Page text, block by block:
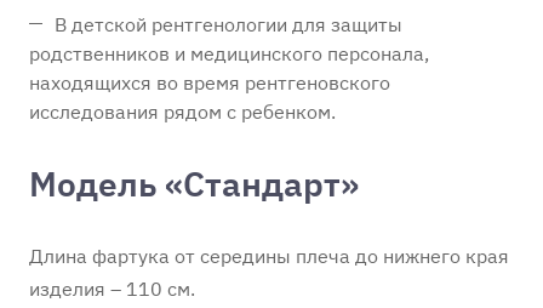
В детской рентгенологии для защиты
родственников и медицинского персонала,
находящихся во время рентгеновского
исследования рядом с ребенком.
Модель «Стандарт»
Длина фартука от середины плеча до нижнего края
изделия – 110 см.